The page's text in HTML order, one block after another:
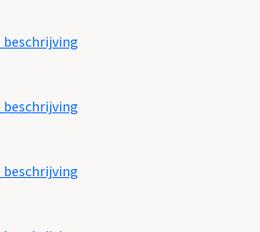
beschrijving
beschrijving
beschrijving